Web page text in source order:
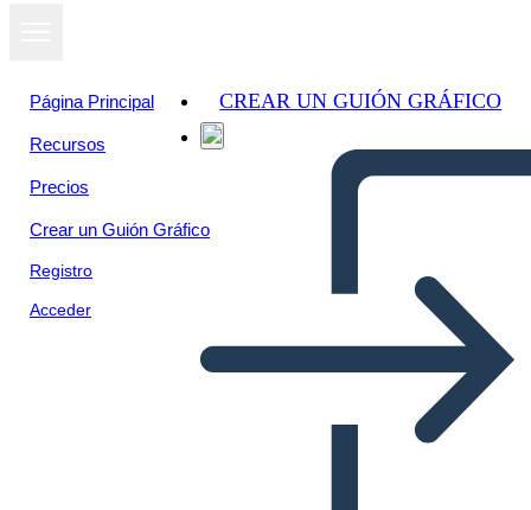
Página Principal
Recursos
Precios
Crear un Guión Gráfico
Registro
Acceder
CREAR UN GUIÓN GRÁFICO